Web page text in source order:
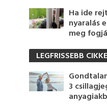
Ha ide
nyaralás
meg
LEGFRISSEBB
3